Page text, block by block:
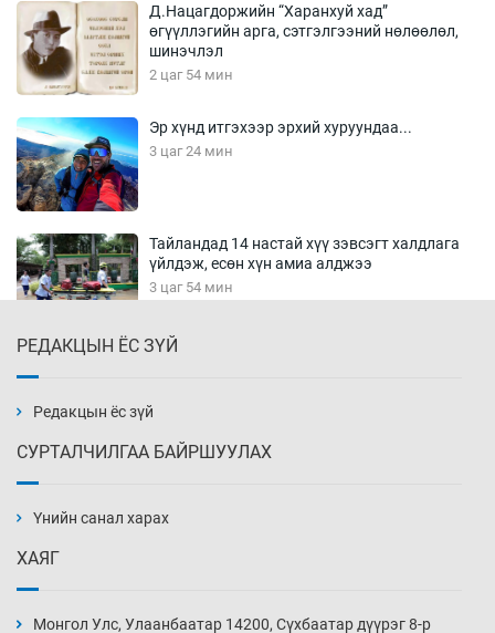
Д.Нацагдоржийн “Харанхуй хад”
өгүүллэгийн арга, сэтгэлгээний нөлөөлөл,
шинэчлэл
2 цаг 54 мин
Эр хүнд итгэхээр эрхий хуруундаа...
3 цаг 24 мин
Тайландад 14 настай хүү зэвсэгт халдлага
үйлдэж, есөн хүн амиа алджээ
3 цаг 54 мин
4 цаг 54 мин
РЕДАКЦЫН ЁС ЗҮЙ
Редакцын ёс зүй
СУРТАЛЧИЛГАА БАЙРШУУЛАХ
Үнийн санал харах
ХАЯГ
Монгол Улс, Улаанбаатар 14200, Сүхбаатар дүүрэг 8-р